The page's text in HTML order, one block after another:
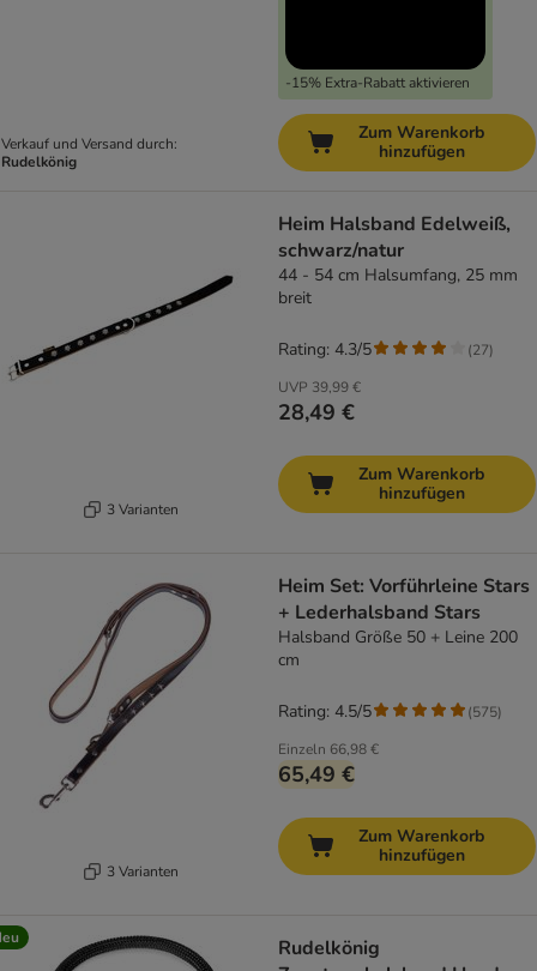
Verkauf und Versand durch:
Rudelkönig
-15% Extra-Rabatt aktivieren
Zum Warenkorb
hinzufügen
3 Varianten
Heim Halsband Edelweiß,
schwarz/natur
44 - 54 cm Halsumfang, 25 mm
breit
UVP 39,99 €
28,49 €
Rating: 4.3/5 (27)
Zum Warenkorb
hinzufügen
3 Varianten
Heim Set: Vorführleine Stars
+ Lederhalsband Stars
Halsband Größe 50 + Leine 200
cm
Einzeln 66,98 €
65,49 €
Rating: 4.5/5 (575)
Zum Warenkorb
hinzufügen
Rudelkönig